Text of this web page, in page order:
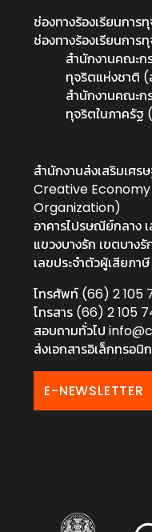
ช่องทางร้องเรียนการ
ช่องทางร้องเรียนการ
สำนักงานคณะก
ทุจริตแห่งชาติ (
สำนักงานคณะก
ทุจริตในภาครัฐ
สำนักงานส่งเสริมเศ
Creative
Organization)
อาคารไปรษณีย์กลาง
แขวงบางรัก เขตบาง
เลขประจำตัวผู้เสียภ
โทรศัพท์ (66) 2 105
โทรสาร (66) 2 105
สอบถามทั่วไป
ส่งเอกสารอิเล็กทรอ
E-NEWSLETTER